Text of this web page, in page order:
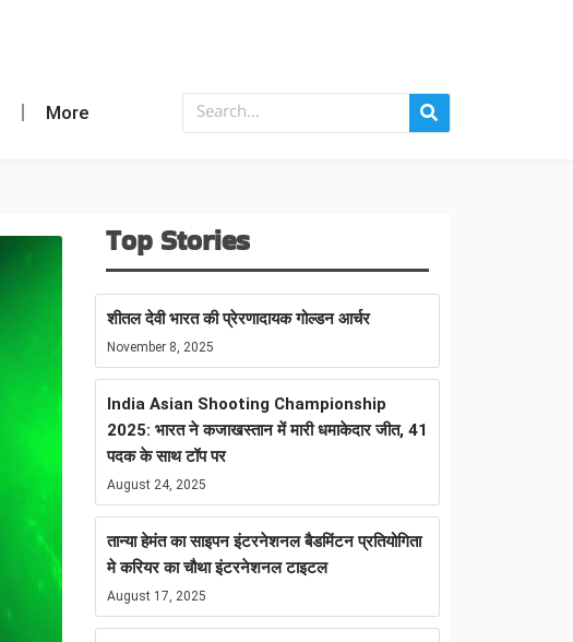
More
Top Stories
शीतल देवी भारत की प्रेरणादायक गोल्डन आर्चर
November 8, 2025
India Asian Shooting Championship
2025: भारत ने कजाखस्तान में मारी धमाकेदार जीत, 41
पदक के साथ टॉप पर
August 24, 2025
तान्या हेमंत का साइपन इंटरनेशनल बैडमिंटन प्रतियोगिता
मे करियर का चौथा इंटरनेशनल टाइटल
August 17, 2025